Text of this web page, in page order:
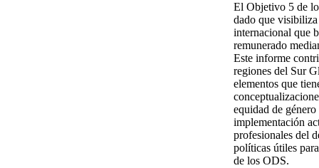
El Objetivo 5 de
dado que
internacional que
remunerado
Este informe
regiones del Sur
elementos que
equidad de
implementación
profesionales del
políticas útiles
de los ODS.